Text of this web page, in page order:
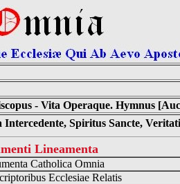
- Vita Operaque. Hymnus
Spiritus Sancte,
Lineamenta
Catholica Omnia
Ecclesiae Relatis